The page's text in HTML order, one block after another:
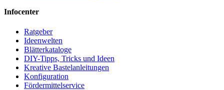
Infocenter
Ratgeber
Ideenwelten
Blätterkataloge
DIY-Tipps, Tricks und Ideen
Kreative Bastelanleitungen
Konfiguration
Fördermittelservice